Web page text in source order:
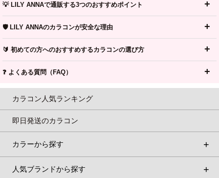
💡 LILY ANNAで通販する3つのおすすめポイント
🛡️ LILY ANNAのカラコンが安全な理由
🔰 初めての方へのおすすめするカラコンの選び方
❓ よくある質問（FAQ）
カラコン人気ランキング
即日発送のカラコン
カラーから探す
人気ブランドから探す